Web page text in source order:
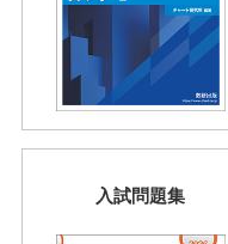
入試問題集